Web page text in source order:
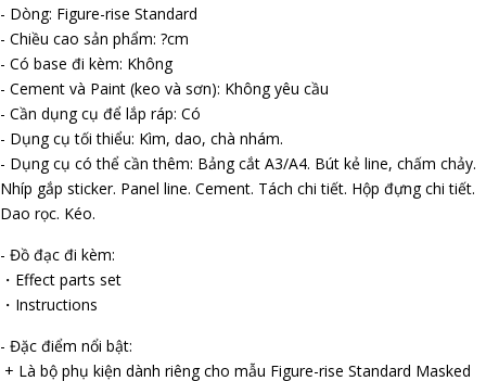
- Dòng: Figure-rise Standard
- Chiều cao sản phẩm: ?cm
- Có base đi kèm: Không
- Cement và Paint (keo và sơn): Không yêu cầu
- Cần dụng cụ để lắp ráp: Có
- Dụng cụ tối thiểu: Kìm, dao, chà nhám.
- Dụng cụ có thể cần thêm: Bảng cắt A3/A4. Bút kẻ line, chấm chảy.
Nhíp gắp sticker. Panel line. Cement. Tách chi tiết. Hộp đựng chi tiết.
Dao rọc. Kéo.
- Đồ đạc đi kèm:
・Effect parts set
・Instructions
- Đặc điểm nổi bật:
+ Là bộ phụ kiện dành riêng cho mẫu Figure-rise Standard Masked